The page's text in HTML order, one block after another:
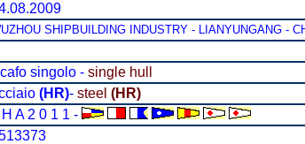
SHIPBUILDING INDUSTRY - LIANYUNGANG -
singolo - single hull
(HR)- steel (HR)
A 2 0 1 1 -